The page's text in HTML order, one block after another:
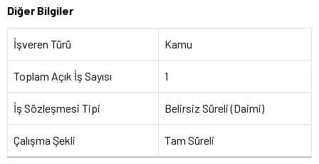
Diğer Bilgiler
İşveren Türü Kamu
Toplam Açık İş Sayısı 1
İş Sözleşmesi Tipi Belirsiz Süreli (Daimi)
Çalışma Şekli Tam Süreli